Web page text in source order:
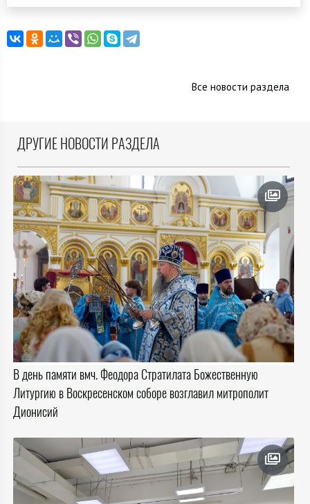
Все новости раздела
ДРУГИЕ НОВОСТИ РАЗДЕЛА
В день памяти вмч. Феодора Стратилата Божественную
Литургию в Воскресенском соборе возглавил митрополит
Дионисий